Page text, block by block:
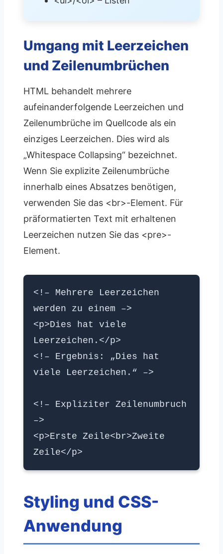
Umgang mit Leerzeichen
und Zeilenumbrüchen
HTML behandelt mehrere
aufeinanderfolgende Leerzeichen und
Zeilenumbrüche im Quellcode als ein
einziges Leerzeichen. Dies wird als
„Whitespace Collapsing“ bezeichnet.
Wenn Sie explizite Zeilenumbrüche
innerhalb eines Absatzes benötigen,
verwenden Sie das <br>-Element. Für
präformatierten Text mit erhaltenen
Leerzeichen nutzen Sie das <pre>-
Element.
<!– Mehrere Leerzeichen
werden zu einem –>
<p>Dies hat viele
Leerzeichen.</p>
<!– Ergebnis: „Dies hat
viele Leerzeichen.“ –>
<!– Expliziter Zeilenumbruch
–>
<p>Erste Zeile<br>Zweite
Zeile</p>
Styling und CSS-
Anwendung